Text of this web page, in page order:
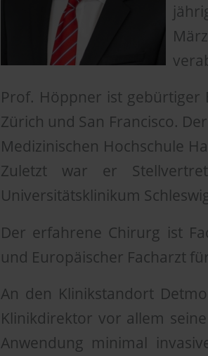
Prof. Höppner ist
Zürich und San Francisco.
Medizinischen Hochschule
Zuletzt war er
Universitätsklinikum
Der erfahrene Chirurg ist
und Europäischer Facharzt
An den Klinikstandort
Klinikdirektor vor allem
Anwendung minimal